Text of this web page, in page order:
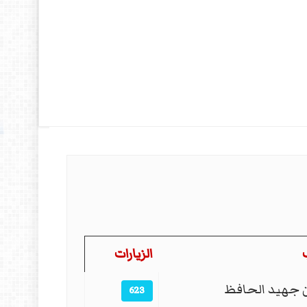
الزيارات
الحافظ 623